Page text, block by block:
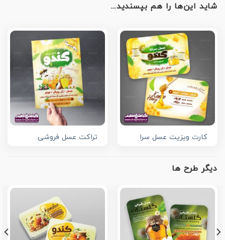
شاید این‌ها را هم بپسندید…
کارت ویزیت عسل سرا تراکت عسل فروشی
دیگر طرح ها